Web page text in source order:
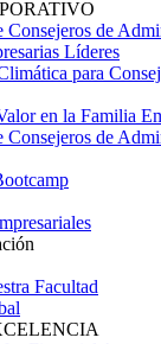
Consejeros de
Líderes
para
en la Familia
Consejeros de
Facultad